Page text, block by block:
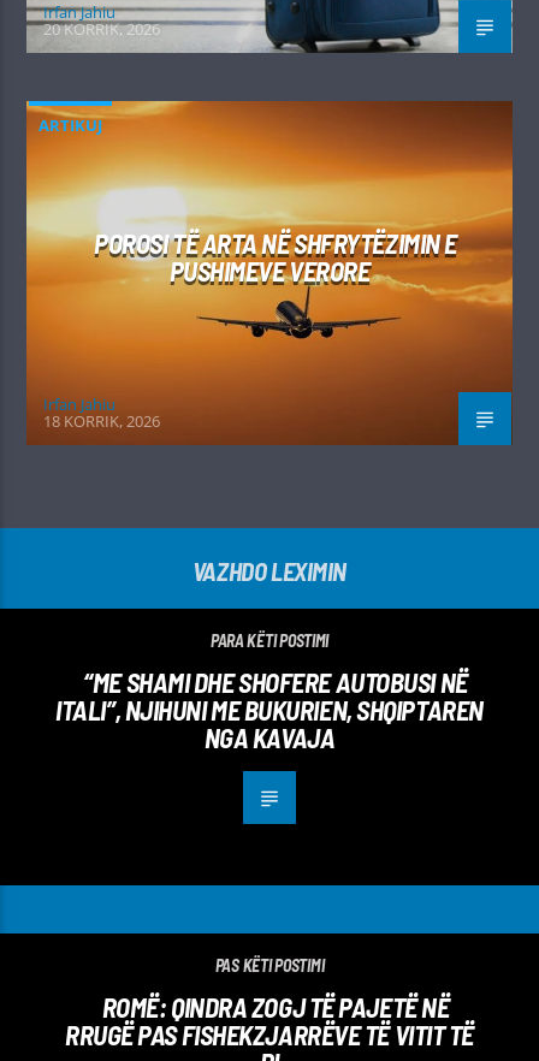
Irfan Jahiu
20 KORRIK, 2026
ARTIKUJ
POROSI TË ARTA NË SHFRYTËZIMIN E
PUSHIMEVE VERORE
Irfan Jahiu
18 KORRIK, 2026
VAZHDO LEXIMIN
PARA KËTI POSTIMI
“ME SHAMI DHE SHOFERE AUTOBUSI NË
ITALI”, NJIHUNI ME BUKURIEN, SHQIPTAREN
NGA KAVAJA
PAS KËTI POSTIMI
ROMË: QINDRA ZOGJ TË PAJETË NË
RRUGË PAS FISHEKZJARRËVE TË VITIT TË